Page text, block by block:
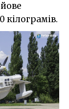
кілограмів.